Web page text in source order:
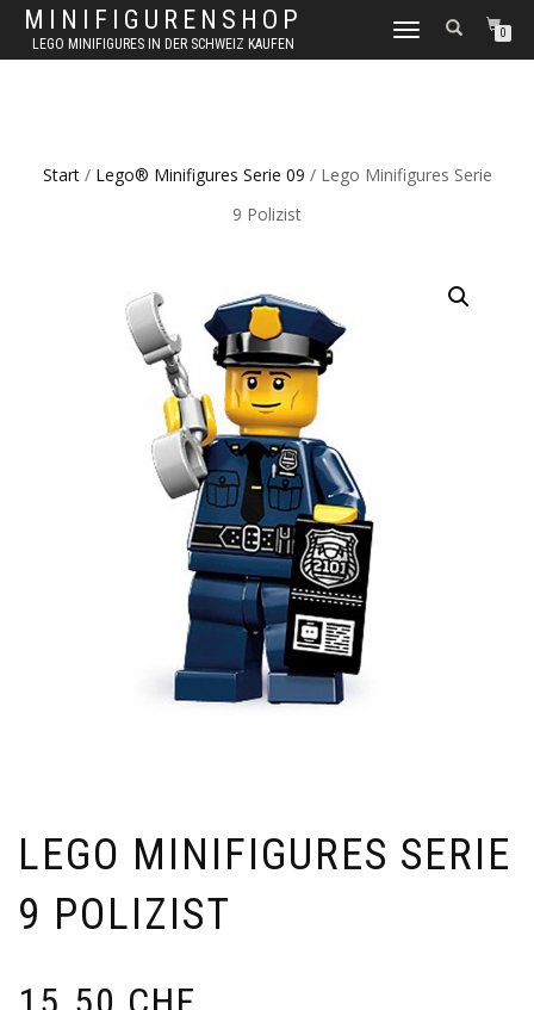
MINIFIGURENSHOP
LEGO MINIFIGURES IN DER SCHWEIZ KAUFEN
NAVIGATION
0
Start/ Lego® Minifigures Serie 09 / Lego Minifigures Serie
9 Polizist
LEGO MINIFIGURES SERIE
9 POLIZIST